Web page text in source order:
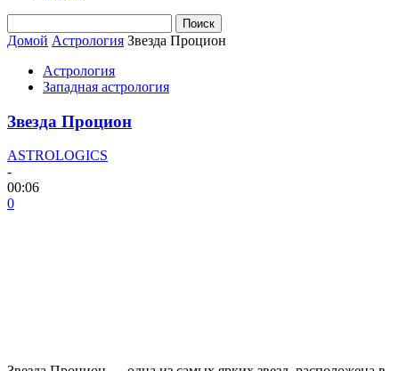
Домой Астрология Звезда Процион
Астрология
Западная астрология
Звезда Процион
ASTROLOGICS
-
00:06
0